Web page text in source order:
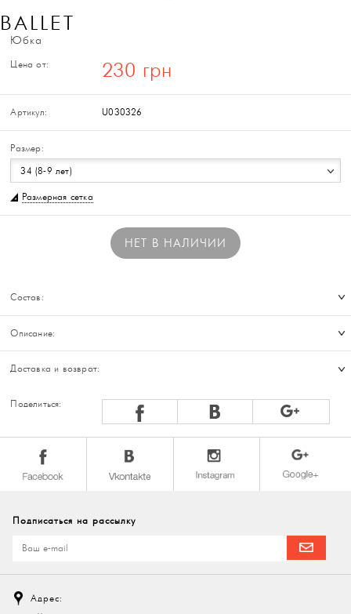
BALLET
Юбка
Цена от: 230 грн
Артикул: U030326
Размер:
34 (8-9 лет)
Размерная сетка
НЕТ В НАЛИЧИИ
Состав:
Описание:
Доставка и возврат:
Поделиться:
Подписаться на рассылку
Адрес: